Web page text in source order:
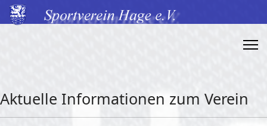
Aktuelle Informationen zum Verein